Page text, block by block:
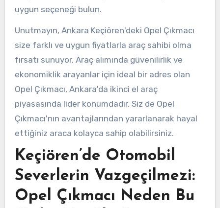
uygun seçeneği bulun.
Unutmayın, Ankara Keçiören'deki Opel Çıkmacı
size farklı ve uygun fiyatlarla araç sahibi olma
fırsatı sunuyor. Araç alımında güvenilirlik ve
ekonomiklik arayanlar için ideal bir adres olan
Opel Çıkmacı, Ankara'da ikinci el araç
piyasasında lider konumdadır. Siz de Opel
Çıkmacı'nın avantajlarından yararlanarak hayal
ettiğiniz araca kolayca sahip olabilirsiniz.
Keçiören’de Otomobil
Severlerin Vazgeçilmezi:
Opel Çıkmacı Neden Bu